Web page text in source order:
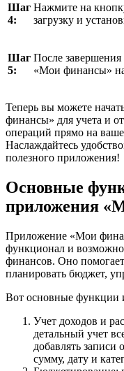
Шаг
4:
Нажмите на
загрузку и
Шаг
5:
После
«Мои финансы»
Теперь вы можете
финансы» для учета и
операций прямо на
Наслаждайтесь
полезного приложения!
Основные
приложения
Приложение «Мои
функционал и
финансов. Оно
планировать бюджет,
Вот основные функции
Учет доходов и
детальный учет
добавлять записи
сумму, дату и